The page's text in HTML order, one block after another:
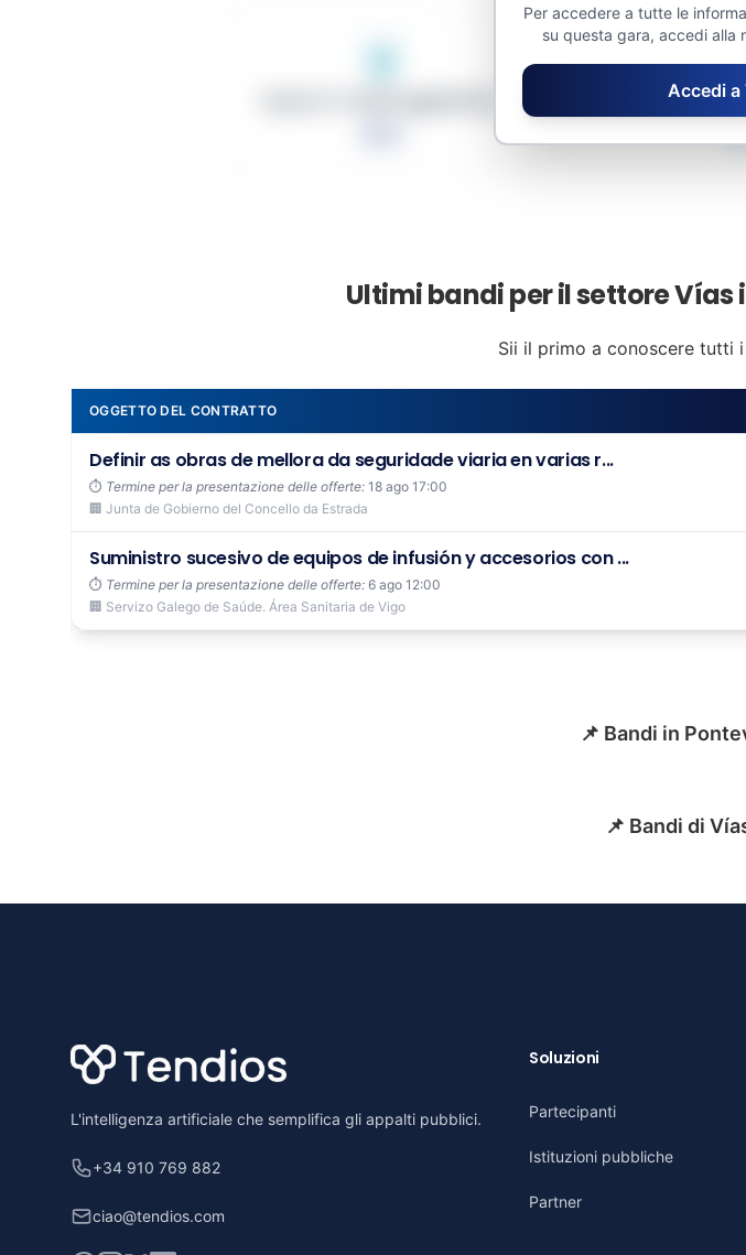
Per accedere a tutte le
su questa gara, accedi alla
Accedi a
Ultimi bandi per il settore
Sii il primo a conoscere tutti
OGGETTO DEL CONTRATTO
Definir as obras de mellora da seguridade viaria en varias r...
⏱️ Termine per la presentazione delle offerte: 18 ago 17:00
🏢 Junta de Gobierno del Concello da Estrada
Suministro sucesivo de equipos de infusión y accesorios con ...
⏱️ Termine per la presentazione delle offerte: 6 ago 12:00
🏢 Servizo Galego de Saúde. Área Sanitaria de Vigo
📌 Bandi in
📌 Bandi di
L'intelligenza artificiale che semplifica gli appalti pubblici.
+34 910 769 882
ciao@tendios.com
Soluzioni
Partecipanti
Istituzioni pubbliche
Partner